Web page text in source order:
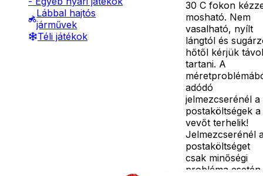
Lábbal hajtós
járművek
Téli játékok
30 C fokon
mosható. Nem
vasalható, nyílt
lángtól és
hőtől kérjük távol
tartani. A
adódó
jelmezcserénél a
postaköltségek a
vevőt terhelik!
Jelmezcserénél
postaköltséget
csak minőségi
probléma esetén